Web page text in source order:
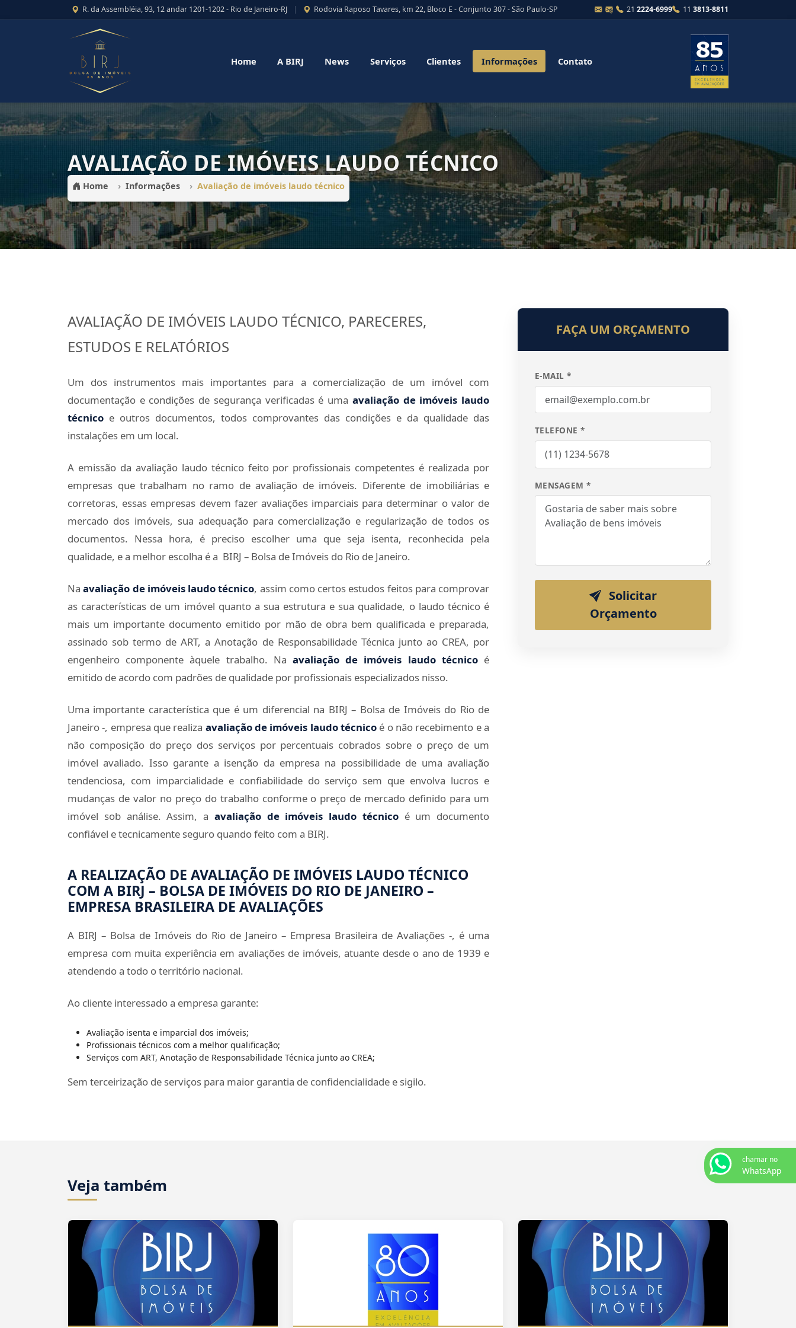
R. da Assembléia, 93, 12 andar 1201-1202 - Rio de Janeiro-RJ | Rodovia Raposo Tavares, km 22, Bloco E - Conjunto 307 - São Paulo-SP 21 2224-6999 11 3813-8811
Home A BIRJ News Serviços Clientes Informações Contato
AVALIAÇÃO DE IMÓVEIS LAUDO TÉCNICO
Home Informações Avaliação de imóveis laudo técnico
AVALIAÇÃO DE IMÓVEIS LAUDO TÉCNICO, PARECERES,
ESTUDOS E RELATÓRIOS
Um dos instrumentos mais importantes para a comercialização de um imóvel com
documentação e condições de segurança verificadas é uma avaliação de imóveis laudo
técnico e outros documentos, todos comprovantes das condições e da qualidade das
instalações em um local.
A emissão da avaliação laudo técnico feito por profissionais competentes é realizada por
empresas que trabalham no ramo de avaliação de imóveis. Diferente de imobiliárias e
corretoras, essas empresas devem fazer avaliações imparciais para determinar o valor de
mercado dos imóveis, sua adequação para comercialização e regularização de todos os
documentos. Nessa hora, é preciso escolher uma que seja isenta, reconhecida pela
qualidade, e a melhor escolha é a BIRJ – Bolsa de Imóveis do Rio de Janeiro.
Naavaliação de imóveis laudo técnico, assim como certos estudos feitos para comprovar
as características de um imóvel quanto a sua estrutura e sua qualidade, o laudo técnico é
mais um importante documento emitido por mão de obra bem qualificada e preparada,
assinado sob termo de ART, a Anotação de Responsabilidade Técnica junto ao CREA, por
engenheiro componente àquele trabalho. Na avaliação de imóveis laudo técnicoé
emitido de acordo com padrões de qualidade por profissionais especializados nisso.
Uma importante característica que é um diferencial na BIRJ – Bolsa de Imóveis do Rio de
Janeiro -, empresa que realiza avaliação de imóveis laudo técnico é o não recebimento e a
não composição do preço dos serviços por percentuais cobrados sobre o preço de um
imóvel avaliado. Isso garante a isenção da empresa na possibilidade de uma avaliação
tendenciosa, com imparcialidade e confiabilidade do serviço sem que envolva lucros e
mudanças de valor no preço do trabalho conforme o preço de mercado definido para um
imóvel sob análise. Assim, a avaliação de imóveis laudo técnicoé um documento
confiável e tecnicamente seguro quando feito com a BIRJ.
A REALIZAÇÃO DE AVALIAÇÃO DE IMÓVEIS LAUDO TÉCNICO
COM A BIRJ – BOLSA DE IMÓVEIS DO RIO DE JANEIRO –
EMPRESA BRASILEIRA DE AVALIAÇÕES
A BIRJ – Bolsa de Imóveis do Rio de Janeiro – Empresa Brasileira de Avaliações -, é uma
empresa com muita experiência em avaliações de imóveis, atuante desde o ano de 1939 e
atendendo a todo o território nacional.
Ao cliente interessado a empresa garante:
Avaliação isenta e imparcial dos imóveis;
Profissionais técnicos com a melhor qualificação;
Serviços com ART, Anotação de Responsabilidade Técnica junto ao CREA;
Sem terceirização de serviços para maior garantia de confidencialidade e sigilo.
FAÇA UM ORÇAMENTO
E-MAIL *
TELEFONE *
MENSAGEM *
Solicitar
Orçamento
Veja também
chamar no
WhatsApp